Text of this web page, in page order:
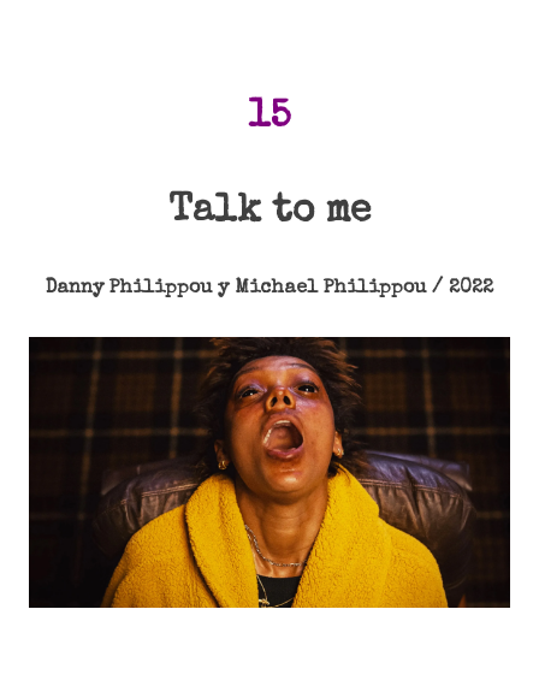
15
Talk to me
Danny Philippou y Michael Philippou / 2022